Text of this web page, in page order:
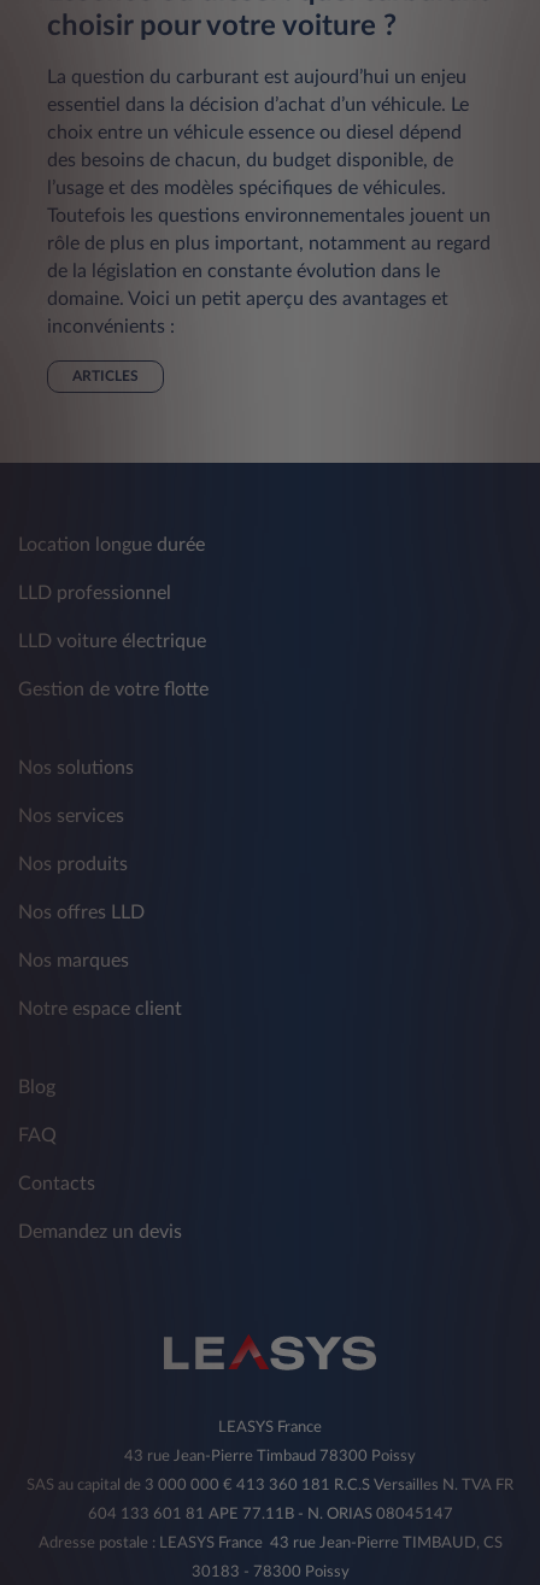
choisir pour votre voiture ?
La question du carburant est aujourd’hui un enjeu
essentiel dans la décision d’achat d’un véhicule. Le
choix entre un véhicule essence ou diesel dépend
des besoins de chacun, du budget disponible, de
l’usage et des modèles spécifiques de véhicules.
Toutefois les questions environnementales jouent un
rôle de plus en plus important, notamment au regard
de la législation en constante évolution dans le
domaine. Voici un petit aperçu des avantages et
inconvénients :
ARTICLES
Location longue durée
LLD professionnel
LLD voiture électrique
Gestion de votre flotte
Nos solutions
Nos services
Nos produits
Nos offres LLD
Nos marques
Notre espace client
Blog
FAQ
Contacts
Demandez un devis
LEASYS France
43 rue Jean-Pierre Timbaud 78300 Poissy
SAS au capital de 3 000 000 € 413 360 181 R.C.S Versailles N. TVA FR
604 133 601 81 APE 77.11B - N. ORIAS 08045147
Adresse postale : LEASYS France 43 rue Jean-Pierre TIMBAUD, CS
30183 - 78300 Poissy